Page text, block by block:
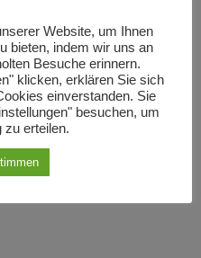
Website, um Ihnen
bieten, indem wir uns an
Besuche erinnern.
klicken, erklären Sie sich
einverstanden. Sie
besuchen, um
zu erteilen.